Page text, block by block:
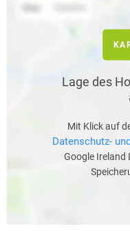
Lage des
Mit Klick auf
Datenschutz-
Google Ireland